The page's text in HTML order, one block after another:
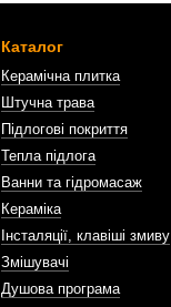
Каталог
Керамічна плитка
Штучна трава
Підлогові покриття
Тепла підлога
Ванни та гідромасаж
Кераміка
Інсталяції, клавіші змиву
Змішувачі
Душова програма